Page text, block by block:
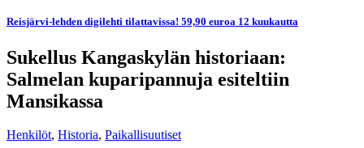
Reisjärvi-lehden digilehti tilattavissa! 59,90 euroa 12 kuukautta
Sukellus Kangaskylän historiaan:
Salmelan kuparipannuja esiteltiin
Mansikassa
Henkilöt, Historia, Paikallisuutiset